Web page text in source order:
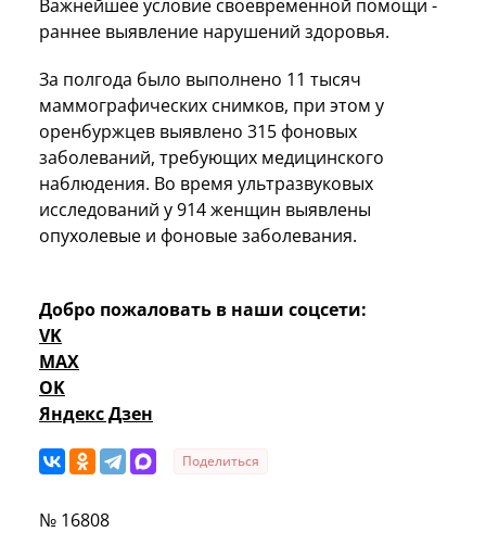
Важнейшее условие своевременной помощи -
раннее выявление нарушений здоровья.
За полгода было выполнено 11 тысяч
маммографических снимков, при этом у
оренбуржцев выявлено 315 фоновых
заболеваний, требующих медицинского
наблюдения. Во время ультразвуковых
исследований у 914 женщин выявлены
опухолевые и фоновые заболевания.
Добро пожаловать в наши соцсети:
VK
MAX
OK
Яндекс Дзен
Поделиться
№ 16808